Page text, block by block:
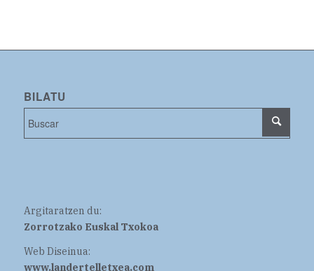
BILATU
Argitaratzen du:
Zorrotzako Euskal Txokoa
Web Diseinua:
www.landertelletxea.com